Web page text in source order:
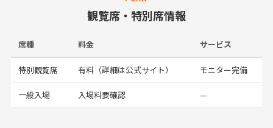
観覧席・特別席情報
席種 料金 サービス
特別観覧席 有料（詳細は公式サイト） モニター完備
一般入場 入場料要確認 —